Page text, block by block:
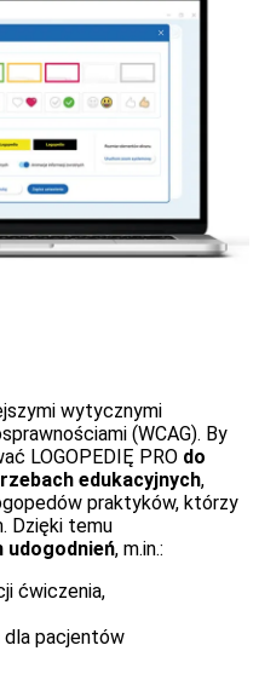
wytycznymi
(WCAG). By
LOGOPEDIĘ PRO do
edukacyjnych,
praktyków, którzy
Dzięki temu
udogodnień, m.in.:
ćwiczenia,
dla pacjentów